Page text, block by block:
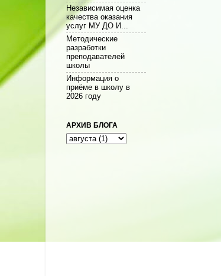
Независимая оценка
качества оказания
услуг МУ ДО И...
Методические
разработки
преподавателей
школы
Информация о
приёме в школу в
2026 году
АРХИВ БЛОГА